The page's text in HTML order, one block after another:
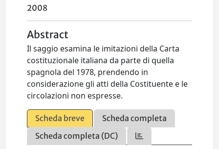
2008
Abstract
Il saggio esamina le imitazioni della Carta
costituzionale italiana da parte di quella
spagnola del 1978, prendendo in
considerazione gli atti della Costituente e le
circolazioni non espresse.
Scheda breve
Scheda completa
Scheda completa (DC)